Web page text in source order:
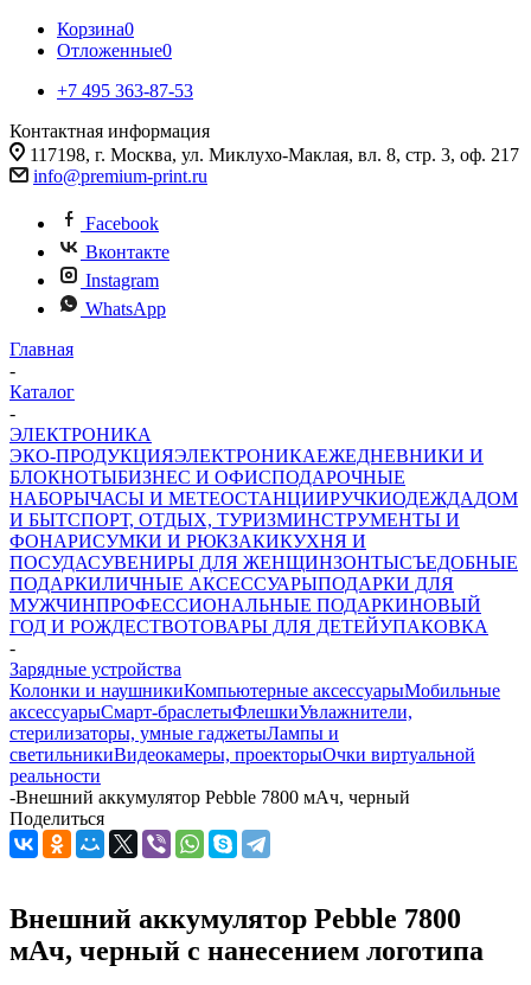
Корзина0
Отложенные0
+7 495 363-87-53
Контактная информация
117198, г. Москва, ул. Миклухо-Маклая, вл. 8, стр. 3, оф. 217
info@premium-print.ru
Facebook
Вконтакте
Instagram
WhatsApp
Главная
-
Каталог
-
ЭЛЕКТРОНИКА
ЭКО-ПРОДУКЦИЯЭЛЕКТРОНИКАЕЖЕДНЕВНИКИ И
БЛОКНОТЫБИЗНЕС И ОФИСПОДАРОЧНЫЕ
НАБОРЫЧАСЫ И МЕТЕОСТАНЦИИРУЧКИОДЕЖДАДОМ
И БЫТСПОРТ, ОТДЫХ, ТУРИЗМИНСТРУМЕНТЫ И
ФОНАРИСУМКИ И РЮКЗАКИКУХНЯ И
ПОСУДАСУВЕНИРЫ ДЛЯ ЖЕНЩИНЗОНТЫСЪЕДОБНЫЕ
ПОДАРКИЛИЧНЫЕ АКСЕССУАРЫПОДАРКИ ДЛЯ
МУЖЧИНПРОФЕССИОНАЛЬНЫЕ ПОДАРКИНОВЫЙ
ГОД И РОЖДЕСТВОТОВАРЫ ДЛЯ ДЕТЕЙУПАКОВКА
-
Зарядные устройства
Колонки и наушникиКомпьютерные аксессуарыМобильные
аксессуарыСмарт-браслетыФлешкиУвлажнители,
стерилизаторы, умные гаджетыЛампы и
светильникиВидеокамеры, проекторыОчки виртуальной
реальности
-Внешний аккумулятор Pebble 7800 мАч, черный
Поделиться
Внешний аккумулятор Pebble 7800
мАч, черный с нанесением логотипа